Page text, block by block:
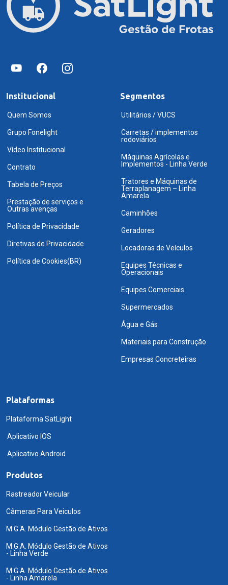
Institucional
Quem Somos
Grupo Fonelight
Vídeo Institucional
Contrato
Tabela de Preços
Prestação de serviços e
Outras avenças
Política de Privacidade
Diretivas de Privacidade
Política de Cookies(BR)
Segmentos
Utilitários / VUCS
Carretas / implementos
rodoviários
Máquinas Agrícolas e
Implementos - Linha Verde
Tratores e Máquinas de
Terraplanagem – Linha
Amarela
Caminhões
Geradores
Locadoras de Veículos
Equipes Técnicas e
Operacionais
Equipes Comerciais
Supermercados
Água e Gás
Materiais para Construção
Empresas Concreteiras
Plataformas
Plataforma SatLight
Aplicativo IOS
Aplicativo Android
Produtos
Rastreador Veicular
Câmeras Para Veiculos
M.G.A. Módulo Gestão de Ativos
M.G.A. Módulo Gestão de Ativos
- Linha Verde
M.G.A. Módulo Gestão de Ativos
- Linha Amarela